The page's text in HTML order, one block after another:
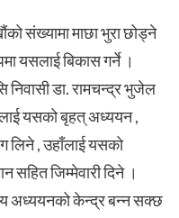
संख्यामा माछा भुरा छोड्ने
यसलाई बिकास गर्ने ।
निवासी डा. रामचन्द्र भुजेल
यसको बृहत् अध्ययन ,
लिने , उहाँलाई यसको
सहित जिम्मेवारी दिने ।
अध्ययनको केन्द्र बन्न सक्छ